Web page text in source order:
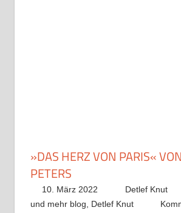
»DAS HERZ VON PARIS«
PETERS
10. März 2022 Detlef Knut
und mehr blog, Detlef Knut